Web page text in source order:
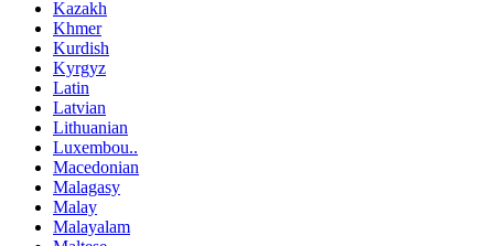
Kazakh
Khmer
Kurdish
Kyrgyz
Latin
Latvian
Lithuanian
Luxembou..
Macedonian
Malagasy
Malay
Malayalam